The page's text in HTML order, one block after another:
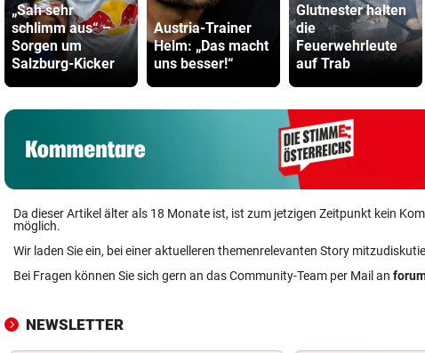
„Sah sehr
schlimm aus“ –
Sorgen um
Salzburg-Kicker
Austria-Trainer
Helm: „Das macht
uns besser!“
Glutnester halten
die
Feuerwehrleute
auf Trab
Da dieser Artikel älter als 18 Monate ist, ist zum jetzigen Zeitpunkt kein
möglich.
Wir laden Sie ein, bei einer aktuelleren themenrelevanten Story
Bei Fragen können Sie sich gern an das Community-Team per Mail an
NEWSLETTER